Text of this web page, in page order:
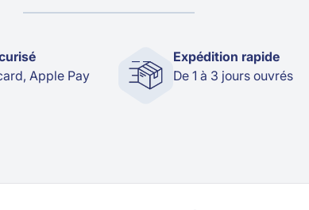
Apple Pay
Expédition rapide
De 1 à 3 jours ouvrés